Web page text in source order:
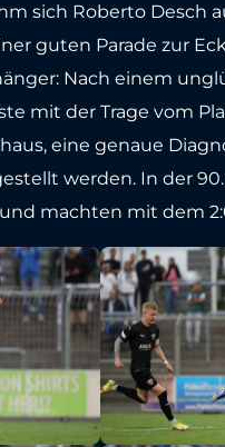
sich Roberto Desch
guten Parade zur
Nach einem
mit der Trage vom
eine genaue
werden. In der
machten mit dem